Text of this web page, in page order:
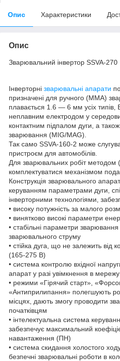
Опис Характеристики
Опис
Зварювальний інвертор SSVA-270
Інверторні зварювальні апарати
призначені для ручного (MMA)
плавається 1.6 — 6 мм усіх типів,
неплавним електродом у
контактним підпалом дуги, а
зварювання (MIG/MAG).
Так само SSVA-160-2 може
пристроєм для автомобілів.
Для зварювальних робіт
комплектуватися механізмом
Конструкція зварювального
керуванням параметрами дуги,
інверторними технологіями,
• високу потужність за малого
• винятково високі параметри
• стабільні параметри
зварювального струму
• стійка дуга, що не залежить від
(165-275 В)
• система контролю вхідної
апарат у разі увімкнення в
• режими «Гірячий старт»,
«Антиприлипання» полегшують
місцях, дають змогу проводити
початківцям
• інтелектуальна система
забезпечує максимальний
навантаження (ПН)
• система скидання холостого
безпечні зварювальні роботи в